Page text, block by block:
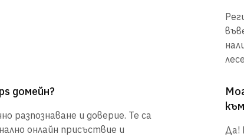
домейн?
разпознаване и доверие. Те са
онлайн присъствие и
Да!